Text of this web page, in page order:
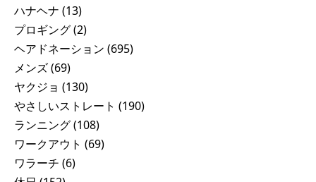
ハナヘナ (13)
プロギング(2)
ヘアドネーション (695)
メンズ(69)
ヤクジョ (130)
やさしいストレート (190)
ランニング(108)
ワークアウト (69)
ワラーチ (6)